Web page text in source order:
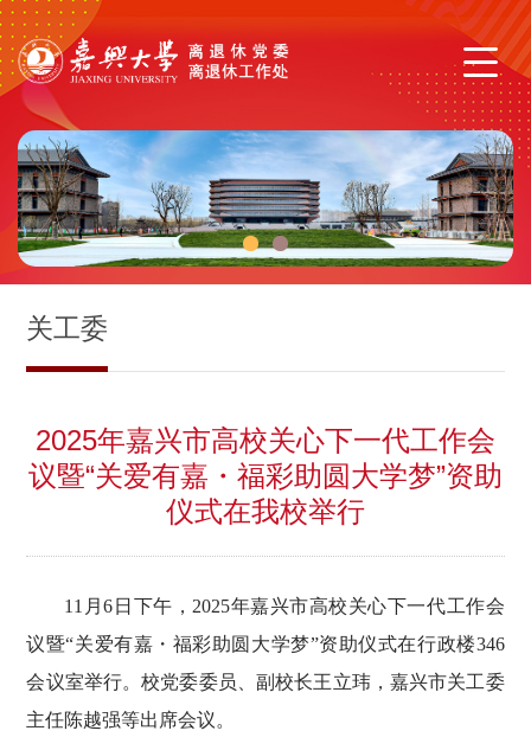
关工委
2025年嘉兴市高校关心下一代工作会
议暨“关爱有嘉・福彩助圆大学梦”资助
仪式在我校举行
11月6日下午，2025年嘉兴市高校关心下一代工作会
议暨“关爱有嘉・福彩助圆大学梦”资助仪式在行政楼346
会议室举行。校党委委员、副校长王立玮，嘉兴市关工委
主任陈越强等出席会议。